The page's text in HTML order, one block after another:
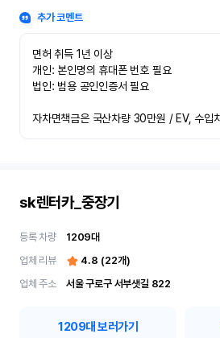
추가 코멘트
면허 취득 1년 이상
개인: 본인명의 휴대폰 번호 필요
법인: 범용 공인인증서 필요
자차면책금은 국산차량 30만원 / EV, 수입
sk렌터카_중장기
등록 차량 1209대
업체 리뷰
4.8 (22개)
업체 주소
서울 구로구 서부샛길 822
1209대 보러가기